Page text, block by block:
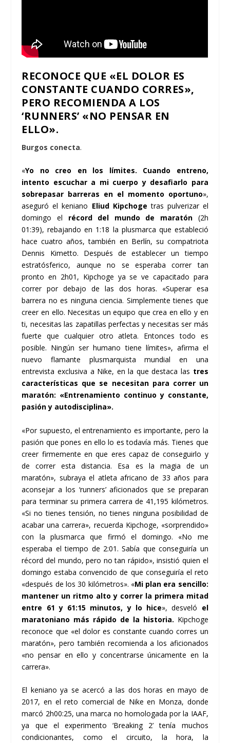
RECONOCE QUE «EL DOLOR ES
CONSTANTE CUANDO CORRES»,
PERO RECOMIENDA A LOS
‘RUNNERS’ «NO PENSAR EN
ELLO».
Burgos conecta.
«Yo no creo en los límites. Cuando entreno,
intento escuchar a mi cuerpo y desafiarlo para
sobrepasar barreras en el momento oportuno»,
aseguró el keniano Eliud Kipchoge tras pulverizar el
domingo el récord del mundo de maratón (2h
01:39), rebajando en 1:18 la plusmarca que estableció
hace cuatro años, también en Berlín, su compatriota
Dennis Kimetto. Después de establecer un tiempo
estratósferico, aunque no se esperaba correr tan
pronto en 2h01, Kipchoge ya se ve capacitado para
correr por debajo de las dos horas. «Superar esa
barrera no es ninguna ciencia. Simplemente tienes que
creer en ello. Necesitas un equipo que crea en ello y en
ti, necesitas las zapatillas perfectas y necesitas ser más
fuerte que cualquier otro atleta. Entonces todo es
posible. Ningún ser humano tiene límites», afirma el
nuevo flamante plusmarquista mundial en una
entrevista exclusiva a Nike, en la que destaca las tres
características que se necesitan para correr un
maratón: «Entrenamiento continuo y constante,
pasión y autodisciplina».
«Por supuesto, el entrenamiento es importante, pero la
pasión que pones en ello lo es todavía más. Tienes que
creer firmemente en que eres capaz de conseguirlo y
de correr esta distancia. Esa es la magia de un
maratón», subraya el atleta africano de 33 años para
aconsejar a los ‘runners’ aficionados que se preparan
para terminar su primera carrera de 41,195 kilómetros.
«Si no tienes tensión, no tienes ninguna posibilidad de
acabar una carrera», recuerda Kipchoge, «sorprendido»
con la plusmarca que firmó el domingo. «No me
esperaba el tiempo de 2:01. Sabía que conseguiría un
récord del mundo, pero no tan rápido», insistió quien el
domingo estaba convencido de que conseguiría el reto
«después de los 30 kilómetros». «Mi plan era sencillo:
mantener un ritmo alto y correr la primera mitad
entre 61 y 61:15 minutos, y lo hice», desveló el
maratoniano más rápido de la historia. Kipchoge
reconoce que «el dolor es constante cuando corres un
maratón», pero también recomienda a los aficionados
«no pensar en ello y concentrarse únicamente en la
carrera».
El keniano ya se acercó a las dos horas en mayo de
2017, en el reto comercial de Nike en Monza, donde
marcó 2h00:25, una marca no homologada por la IAAF,
ya que el experimento ‘Breaking 2’ tenía muchos
condicionantes, como el circuito, la hora, la